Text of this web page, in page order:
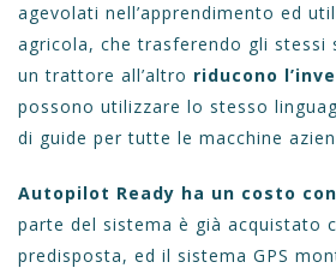
agevolati nell’apprendimento ed
agricola, che trasferendo gli stessi
un trattore all’altro riducono
possono utilizzare lo stesso
di guide per tutte le macchine
Autopilot Ready ha un costo
parte del sistema è già acquistato
predisposta, ed il sistema GPS